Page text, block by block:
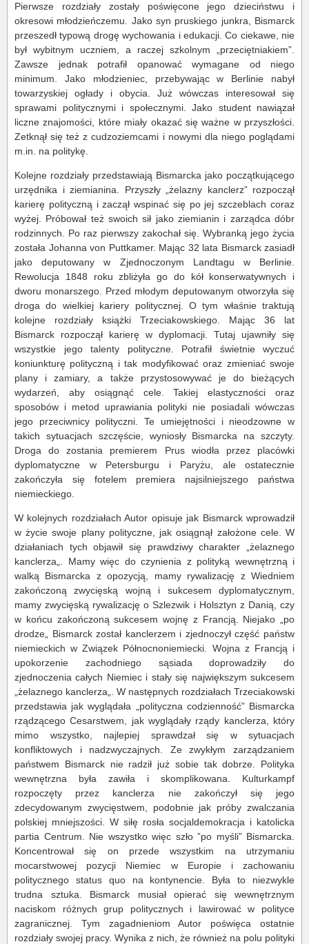
Pierwsze rozdziały zostały poświęcone jego dzieciństwu i
okresowi młodzieńczemu. Jako syn pruskiego junkra, Bismarck
przeszedł typową drogę wychowania i edukacji. Co ciekawe, nie
był wybitnym uczniem, a raczej szkolnym „przeciętniakiem”.
Zawsze jednak potrafił opanować wymagane od niego
minimum. Jako młodzieniec, przebywając w Berlinie nabył
towarzyskiej ogłady i obycia. Już wówczas interesował się
sprawami politycznymi i społecznymi. Jako student nawiązał
liczne znajomości, które miały okazać się ważne w przyszłości.
Zetknął się też z cudzoziemcami i nowymi dla niego poglądami
m.in. na politykę.
Kolejne rozdziały przedstawiają Bismarcka jako początkującego
urzędnika i ziemianina. Przyszły „żelazny kanclerz” rozpoczął
karierę polityczną i zaczął wspinać się po jej szczeblach coraz
wyżej. Próbował też swoich sił jako ziemianin i zarządca dóbr
rodzinnych. Po raz pierwszy zakochał się. Wybranką jego życia
została Johanna von Puttkamer. Mając 32 lata Bismarck zasiadł
jako deputowany w Zjednoczonym Landtagu w Berlinie.
Rewolucja 1848 roku zbliżyła go do kół konserwatywnych i
dworu monarszego. Przed młodym deputowanym otworzyła się
droga do wielkiej kariery politycznej. O tym właśnie traktują
kolejne rozdziały książki Trzeciakowskiego. Mając 36 lat
Bismarck rozpoczął karierę w dyplomacji. Tutaj ujawniły się
wszystkie jego talenty polityczne. Potrafił świetnie wyczuć
koniunkturę polityczną i tak modyfikować oraz zmieniać swoje
plany i zamiary, a także przystosowywać je do bieżących
wydarzeń, aby osiągnąć cele. Takiej elastyczności oraz
sposobów i metod uprawiania polityki nie posiadali wówczas
jego przeciwnicy polityczni. Te umiejętności i nieodzowne w
takich sytuacjach szczęście, wyniosły Bismarcka na szczyty.
Droga do zostania premierem Prus wiodła przez placówki
dyplomatyczne w Petersburgu i Paryżu, ale ostatecznie
zakończyła się fotelem premiera najsilniejszego państwa
niemieckiego.
W kolejnych rozdziałach Autor opisuje jak Bismarck wprowadził
w życie swoje plany polityczne, jak osiągnął założone cele. W
działaniach tych objawił się prawdziwy charakter „żelaznego
kanclerza„. Mamy więc do czynienia z polityką wewnętrzną i
walką Bismarcka z opozycją, mamy rywalizację z Wiedniem
zakończoną zwycięską wojną i sukcesem dyplomatycznym,
mamy zwycięską rywalizację o Szlezwik i Holsztyn z Danią, czy
w końcu zakończoną sukcesem wojnę z Francją. Niejako „po
drodze„ Bismarck został kanclerzem i zjednoczył część państw
niemieckich w Związek Północnoniemiecki. Wojna z Francją i
upokorzenie zachodniego sąsiada doprowadziły do
zjednoczenia całych Niemiec i stały się największym sukcesem
„żelaznego kanclerza„. W następnych rozdziałach Trzeciakowski
przedstawia jak wyglądała „polityczna codzienność” Bismarcka
rządzącego Cesarstwem, jak wyglądały rządy kanclerza, który
mimo wszystko, najlepiej sprawdzał się w sytuacjach
konfliktowych i nadzwyczajnych. Ze zwykłym zarządzaniem
państwem Bismarck nie radził już sobie tak dobrze. Polityka
wewnętrzna była zawiła i skomplikowana. Kulturkampf
rozpoczęty przez kanclerza nie zakończył się jego
zdecydowanym zwycięstwem, podobnie jak próby zwalczania
polskiej mniejszości. W siłę rosła socjaldemokracja i katolicka
partia Centrum. Nie wszystko więc szło ”po myśli” Bismarcka.
Koncentrował się on przede wszystkim na utrzymaniu
mocarstwowej pozycji Niemiec w Europie i zachowaniu
politycznego status quo na kontynencie. Była to niezwykle
trudna sztuka. Bismarck musiał opierać się wewnętrznym
naciskom różnych grup politycznych i lawirować w polityce
zagranicznej. Tym zagadnieniom Autor poświęca ostatnie
rozdziały swojej pracy. Wynika z nich, że również na polu polityki